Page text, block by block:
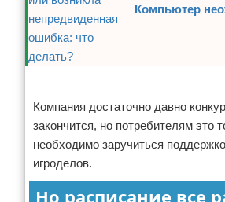
Компьютер
Компания достаточно давно
закончится, но потребителям это
необходимо заручиться
игроделов.
Но расписание все